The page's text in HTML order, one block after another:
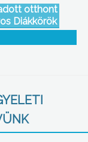
otthont
Diákkörök